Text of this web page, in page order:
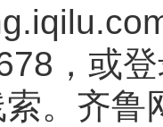
，或
。齐鲁